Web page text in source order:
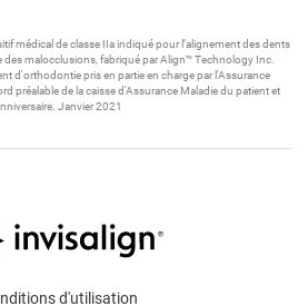
médical de classe IIa indiqué pour l’alignement des dents
malocclusions, fabriqué par Align™ Technology Inc.
d'orthodontie pris en partie en charge par l'Assurance
préalable de la caisse d'Assurance Maladie du patient et
Janvier 2021​
d'utilisation